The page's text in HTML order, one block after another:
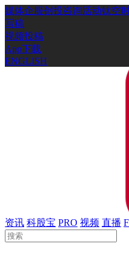
媒体企服创投咨询活动钛空
写稿
视频投稿
App下载
ENGLISH
资讯 科股宝 PRO 视频 直播